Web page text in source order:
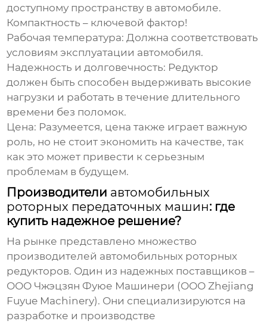
доступному пространству в автомобиле.
Компактность – ключевой фактор!
Рабочая температура: Должна соответствовать
условиям эксплуатации автомобиля.
Надежность и долговечность: Редуктор
должен быть способен выдерживать высокие
нагрузки и работать в течение длительного
времени без поломок.
Цена: Разумеется, цена также играет важную
роль, но не стоит экономить на качестве, так
как это может привести к серьезным
проблемам в будущем.
Производители автомобильных
роторных передаточных машин: где
купить надежное решение?
На рынке представлено множество
производителей автомобильных роторных
редукторов. Один из надежных поставщиков –
ООО Чжэцзян Фуюе Машинери (ООО Zhejiang
Fuyue Machinery). Они специализируются на
разработке и производстве